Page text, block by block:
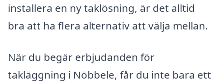
installera en ny taklösning, är det alltid
bra att ha flera alternativ att välja mellan.
När du begär erbjudanden för
takläggning i Nöbbele, får du inte bara ett